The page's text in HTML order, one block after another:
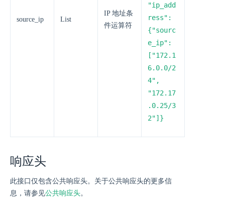
source_ip List
IP 地址条
件运算符
"ip_add
ress":
{"sourc
e_ip":
["172.1
6.0.0/2
4",
"172.17
.0.25/3
2"]}
响应头
此接口仅包含公共响应头。关于公共响应头的更多信
息，请参见公共响应头。